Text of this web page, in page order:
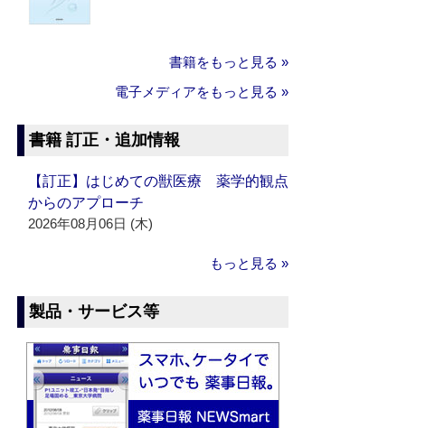
書籍をもっと見る »
電子メディアをもっと見る »
書籍 訂正・追加情報
【訂正】はじめての獣医療 薬学的観点
からのアプローチ
2026年08月06日 (木)
もっと見る »
製品・サービス等